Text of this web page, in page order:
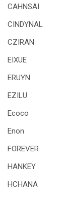
CAHNSAI
CINDYNAL
CZIRAN
EIXUE
ERUYN
EZILU
Ecoco
Enon
FOREVER
HANKEY
HCHANA